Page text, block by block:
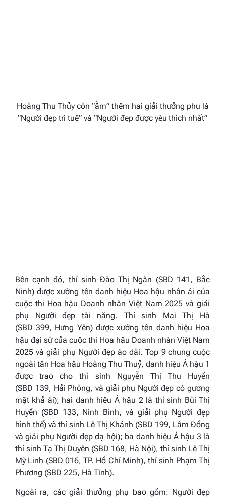
Hoàng Thu Thủy còn “ẵm” thêm hai giải thưởng phụ là
“Người đẹp trí tuệ” và “Người đẹp được yêu thích nhất”
Bên cạnh đó, thí sinh Đào Thị Ngân (SBD 141, Bắc
Ninh) được xướng tên danh hiệu Hoa hậu nhân áicủa
cuộc thi Hoa hậu Doanh nhân Việt Nam 2025 và giải
phụ Người đẹp tài năng. Thí sinh Mai Thị Hà
(SBD 399, Hưng Yên) được xướng tên danh hiệu Hoa
hậu đại sứcủa cuộc thi Hoa hậu Doanh nhân Việt Nam
2025và giải phụ Người đẹp áo dài. Top 9 chung cuộc
ngoài tân Hoa hậu Hoàng Thu Thuỷ, danh hiệu Á hậu 1
được trao cho thí sinh Nguyễn Thị Thu Huyền
(SBD 139, Hải Phòng, và giải phụ Người đẹp có gương
mặt khả ái); hai danh hiệu Á hậu 2 là thí sinh Bùi Thị
Huyền (SBD 133, Ninh Bình, và giải phụ Người đẹp
hình thể) và thí sinh Lê Thị Khánh (SBD 199, Lâm Đồng
và giải phụ Người đẹp dạ hội); ba danh hiệu Á hậu 3 là
thí sinh Tạ Thị Duyên (SBD 168, Hà Nội), thí sinh Lê Thị
Mỹ Linh (SBD 016, TP. Hồ Chí Minh), thí sinh Phạm Thị
Phương (SBD 225, Hà Tĩnh).
Ngoài ra, các giải thưởng phụ bao gồm: Người đẹp